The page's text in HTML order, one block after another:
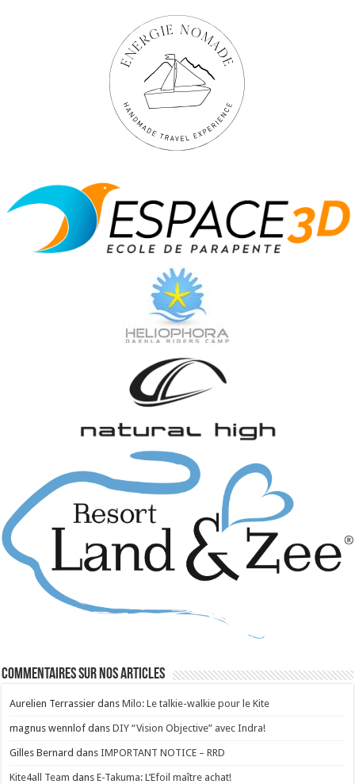
Commentaires sur nos articles
Aurelien Terrassier dansMilo: Le talkie-walkie pour le Kite
magnus wennlof dansDIY “Vision Objective” avec Indra!
Gilles Bernard dansIMPORTANT NOTICE – RRD
Kite4all Team dansE-Takuma: L’Efoil maître achat!